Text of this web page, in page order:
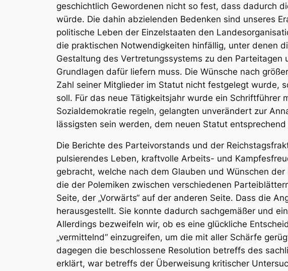
geschichtlich Gewordenen nicht so fest, dass dadurch
würde. Die dahin abzielenden Bedenken sind unseres
politische Leben der Einzelstaaten den
die praktischen Notwendigkeiten hinfällig, unter denen
Gestaltung des Vertretungssystems zu den
Grundlagen dafür liefern muss. Die Wünsche nach
Zahl seiner Mitglieder im Statut nicht festgelegt wurde,
soll. Für das neue Tätigkeitsjahr wurde ein Schriftführer
Sozialdemokratie regeln, gelangten unverändert zur
lässigsten sein werden, dem neuen Statut
Die Berichte des Parteivorstands und der
pulsierendes Leben, kraftvolle Arbeits- und
gebracht, welche nach dem Glauben und Wünschen
die der Polemiken zwischen verschiedenen
Seite, der „Vorwärts“ auf der anderen Seite. Dass die
herausgestellt. Sie konnte dadurch sachgemäßer und
Allerdings bezweifeln wir, ob es eine glückliche
„vermittelnd“ einzugreifen, um die mit aller Schärfe
dagegen die beschlossene Resolution betreffs des
erklärt, war betreffs der Überweisung kritischer